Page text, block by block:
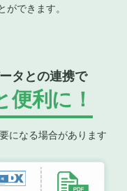
できます。
タとの連携で
利に！
になる場合があります